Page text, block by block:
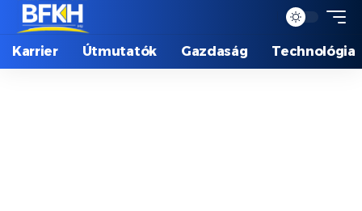
Karrier Útmutatók Gazdaság Technológia